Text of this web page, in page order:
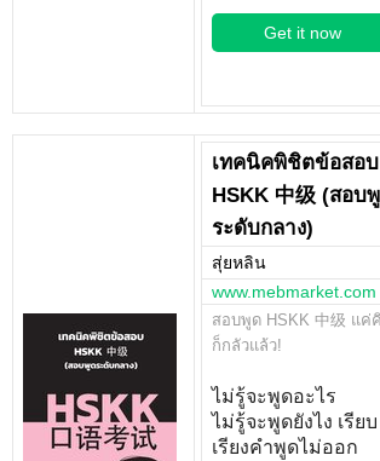
Get it now
เทคนิคพิชิตข้อสอบ
HSKK 中级 (สอบ
ระดับกลาง)
สุ่ยหลิน
www.mebmarket.com
สอบพูด HSKK 中级 แค่
ก็กลัวแล้ว!
ไม่รู้จะพูดอะไร
ไม่รู้จะพูดยังไง เรียบ
เรียงคำพูดไม่ออก